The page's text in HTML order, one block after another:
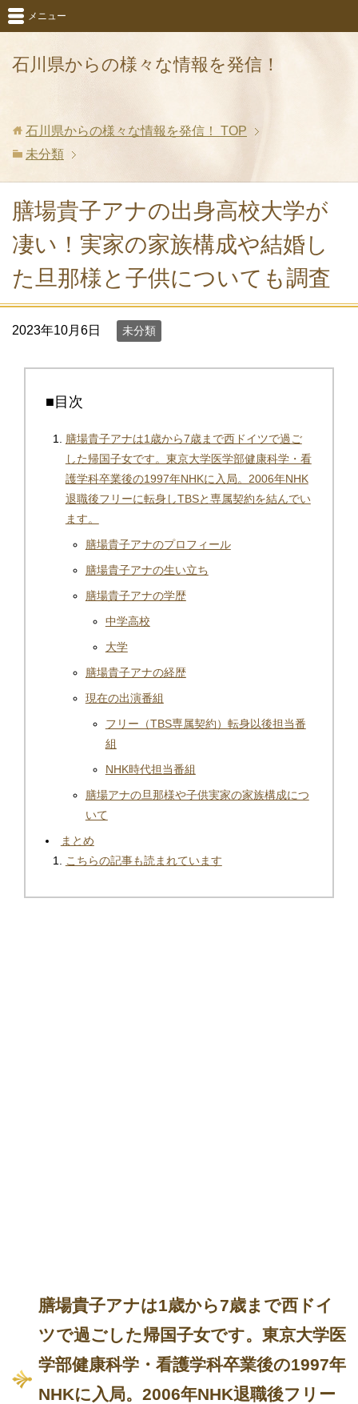
石川県からの様々な情報を発信！
メニュー
石川県からの様々な情報を発信！
TOP
未分類
膳場貴子アナの出身高校大学が
凄い！実家の家族構成や結婚し
た旦那様と子供についても調査
2023年10月6日 未分類
■目次
膳場貴子アナは1歳から7歳まで西ドイツで過ご
した帰国子女です。東京大学医学部健康科学・看
護学科卒業後の1997年NHKに入局。2006年NHK
退職後フリーに転身しTBSと専属契約を結んでい
ます。
膳場貴子アナのプロフィール
膳場貴子アナの生い立ち
膳場貴子アナの学歴
中学高校
大学
膳場貴子アナの経歴
現在の出演番組
フリー（TBS専属契約）転身以後担当番
組
NHK時代担当番組
膳場アナの旦那様や子供実家の家族構成につ
いて
まとめ
こちらの記事も読まれています
膳場貴子アナは1歳から7歳まで西ドイ
ツで過ごした帰国子女です。東京大学医
学部健康科学・看護学科卒業後の1997年
NHKに入局。2006年NHK退職後フリー